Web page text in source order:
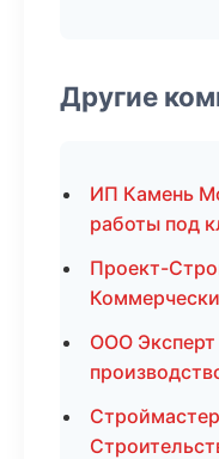
Другие
ИП Камень
работы под
Проект-
ООО